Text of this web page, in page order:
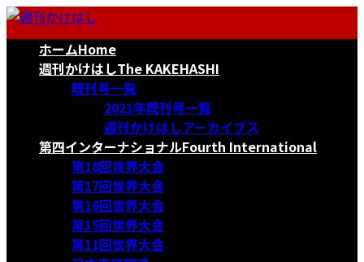
コ
ナ
ホームHome
週刊かけはしThe KAKEHASHI
既刊号一覧
2021年既刊号一覧
週刊かけはしアーカイブス
第四インターナショナルFourth International
第18回世界大会
第17回世界大会
第16回世界大会
第15回世界大会
第11回世界大会